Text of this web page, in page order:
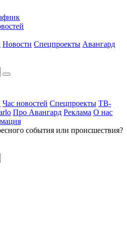
Новости Спецпроекты Авангард
Час новостей Спецпроекты ТВ-
Про Авангард Реклама О нас
события или происшествия?